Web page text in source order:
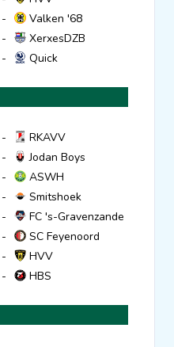
-
Valken '68
-
XerxesDZB
- Quick
-
RKAVV
-
Jodan Boys
-
ASWH
-
Smitshoek
-
FC 's-Gravenzande
-
SC Feyenoord
-
HVV
- HBS